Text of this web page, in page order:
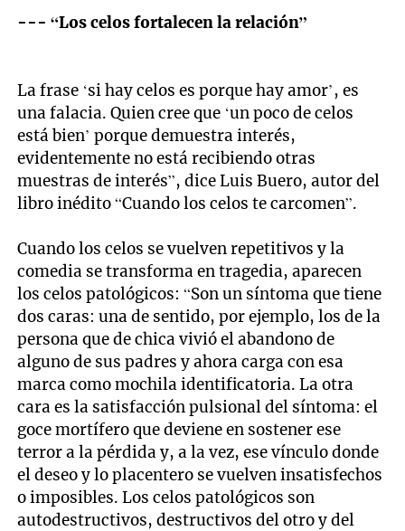
--- “Los celos fortalecen la relación”
La frase ‘si hay celos es porque hay amor’, es
una falacia. Quien cree que ‘un poco de celos
está bien’ porque demuestra interés,
evidentemente no está recibiendo otras
muestras de interés”, dice Luis Buero, autor del
libro inédito “Cuando los celos te carcomen”.
Cuando los celos se vuelven repetitivos y la
comedia se transforma en tragedia, aparecen
los celos patológicos: “Son un síntoma que tiene
dos caras: una de sentido, por ejemplo, los de la
persona que de chica vivió el abandono de
alguno de sus padres y ahora carga con esa
marca como mochila identificatoria. La otra
cara es la satisfacción pulsional del síntoma: el
goce mortífero que deviene en sostener ese
terror a la pérdida y, a la vez, ese vínculo donde
el deseo y lo placentero se vuelven insatisfechos
o imposibles. Los celos patológicos son
autodestructivos, destructivos del otro y del